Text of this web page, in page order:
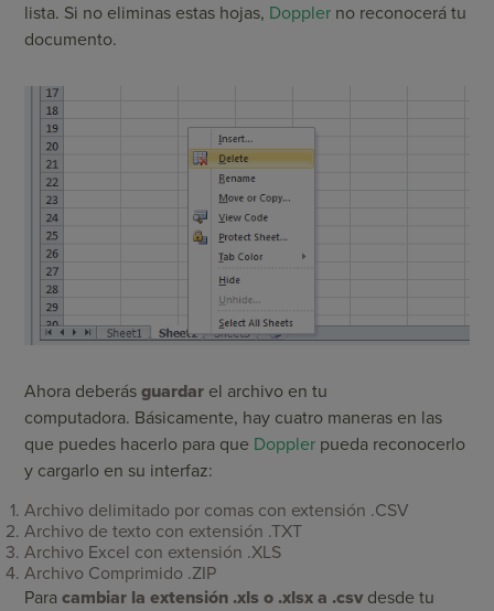
lista. Si no eliminas estas hojas, Doppler no reconocerá tu
documento.
Ahora deberásguardar el archivo en tu
computadora. Básicamente, hay cuatro maneras en las
que puedes hacerlo para que Doppler pueda reconocerlo
y cargarlo en su interfaz:
Archivo delimitado por comas con extensión .CSV
Archivo de texto con extensión .TXT
Archivo Excel con extensión .XLS
Archivo Comprimido .ZIP
Paracambiar la extensión .xls o .xlsx a .csvdesde tu